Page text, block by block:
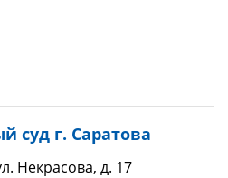
суд г. Саратова
Некрасова, д. 17